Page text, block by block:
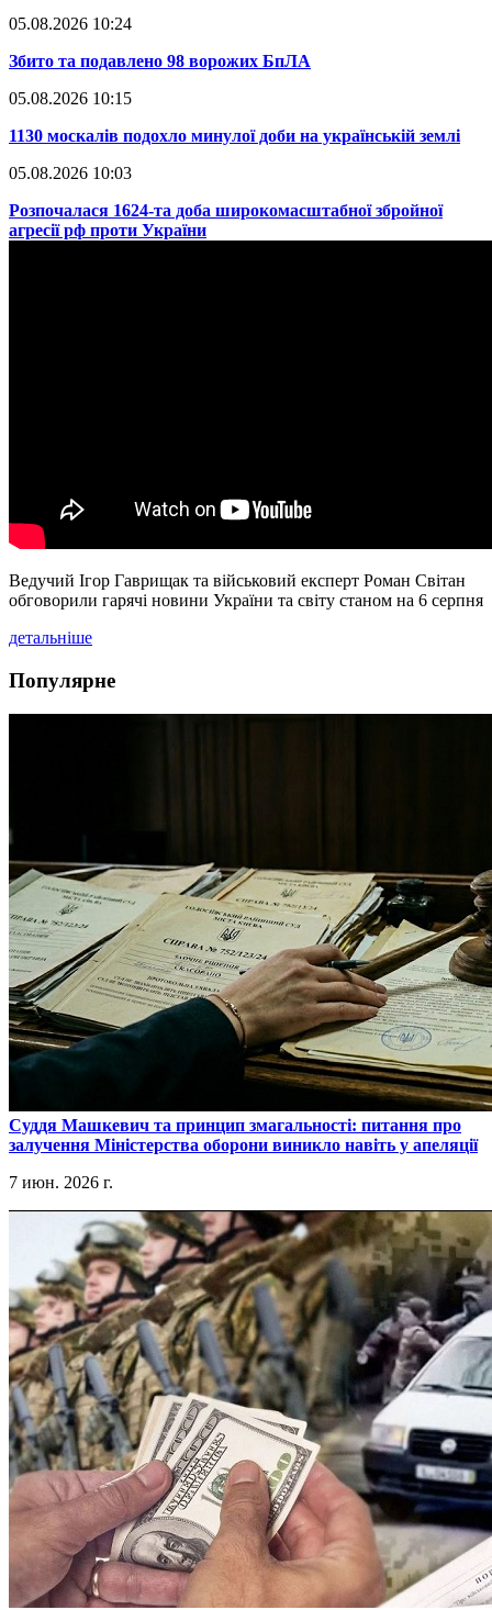
05.08.2026 10:24
​Збито та подавлено 98 ворожих БпЛА
05.08.2026 10:15
​1130 москалів подохло минулої доби на українській землі
05.08.2026 10:03
​Розпочалася 1624-та доба широкомасштабної збройної
агресії рф проти України
Ведучий Ігор Гаврищак та військовий експерт Роман Світан
обговорили гарячі новини України та світу станом на 6 серпня
детальніше
Популярне
​Суддя Машкевич та принцип змагальності: питання про
залучення Міністерства оборони виникло навіть у апеляції
7 июн. 2026 г.